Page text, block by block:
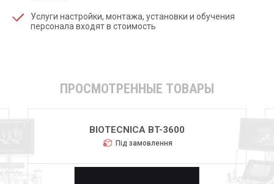
Услуги настройки, монтажа, установки и обучения
персонала входят в стоимость
ПРОСМОТРЕННЫЕ ТОВАРЫ
BIOTECNICA BT-3600
Під замовлення